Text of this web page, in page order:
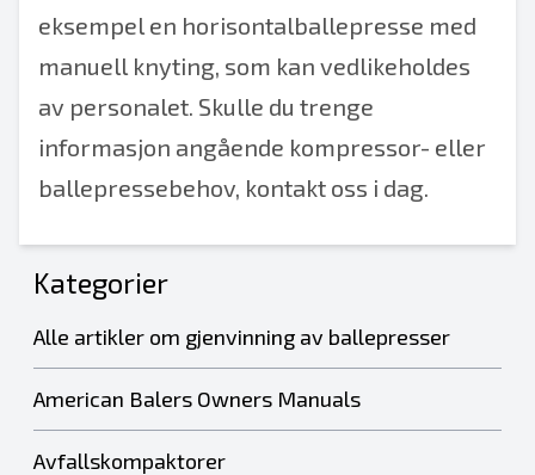
eksempel en horisontalballepresse med
manuell knyting, som kan vedlikeholdes
av personalet. Skulle du trenge
informasjon angående kompressor- eller
ballepressebehov, kontakt oss i dag.
Kategorier
Alle artikler om gjenvinning av ballepresser
American Balers Owners Manuals
Avfallskompaktorer